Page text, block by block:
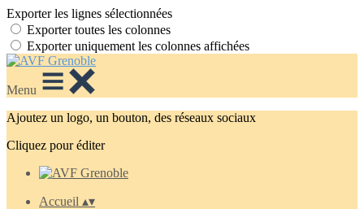
Exporter les lignes sélectionnées
Exporter toutes les colonnes
Exporter uniquement les colonnes affichées
Menu
Ajoutez un logo, un bouton, des réseaux sociaux
Cliquez pour éditer
Accueil ▴▾